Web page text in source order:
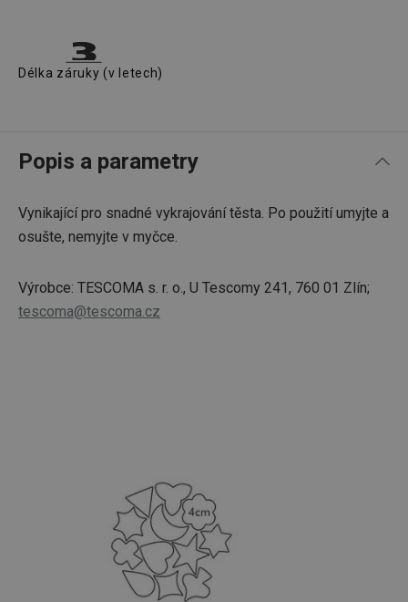
Délka záruky (v letech)
Popis a parametry
Vynikající pro snadné vykrajování těsta. Po použití umyjte a
osušte, nemyjte v myčce.
Výrobce: TESCOMA s. r. o., U Tescomy 241, 760 01 Zlín;
tescoma@tescoma.cz